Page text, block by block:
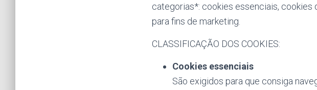
categorias*: cookies essenciais,
para fins de marketing.
CLASSIFICAÇÃO DOS COOKIES:
Cookies essenciais
São exigidos para que consiga